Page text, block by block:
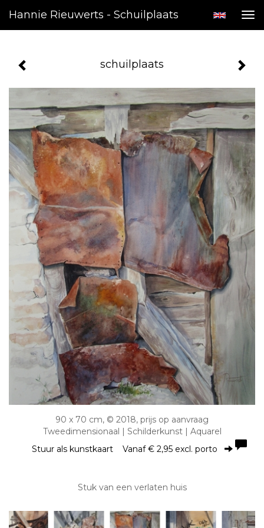
Hannie Rieuwerts - Schuilplaats
schuilplaats
90 x 70 cm, © 2018, prijs op aanvraag
Tweedimensionaal | Schilderkunst | Aquarel
Stuur als kunstkaart Vanaf € 2,95 excl. porto
Stuk van een verlaten huis